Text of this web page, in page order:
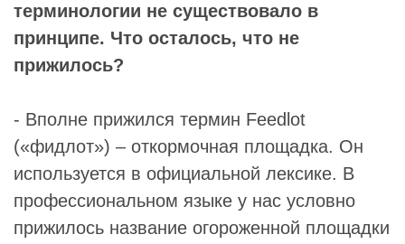
терминологии не существовало в
принципе. Что осталось, что не
прижилось?
- Вполне прижился термин Feedlot
(«фидлот») – откормочная площадка. Он
используется в официальной лексике. В
профессиональном языке у нас условно
прижилось название огороженной площадки